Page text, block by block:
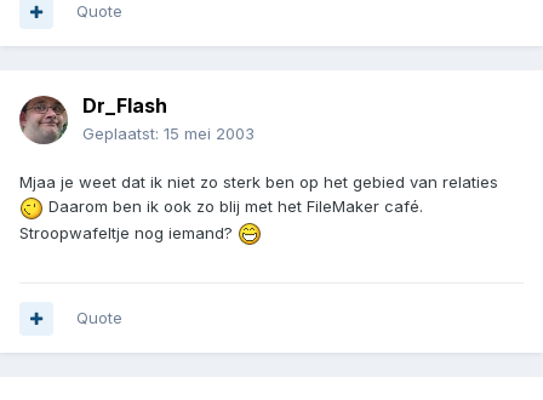
Quote
Dr_Flash
Geplaatst: 15 mei 2003
Mjaa je weet dat ik niet zo sterk ben op het gebied van relaties
Daarom ben ik ook zo blij met het FileMaker café.
Stroopwafeltje nog iemand?
Quote